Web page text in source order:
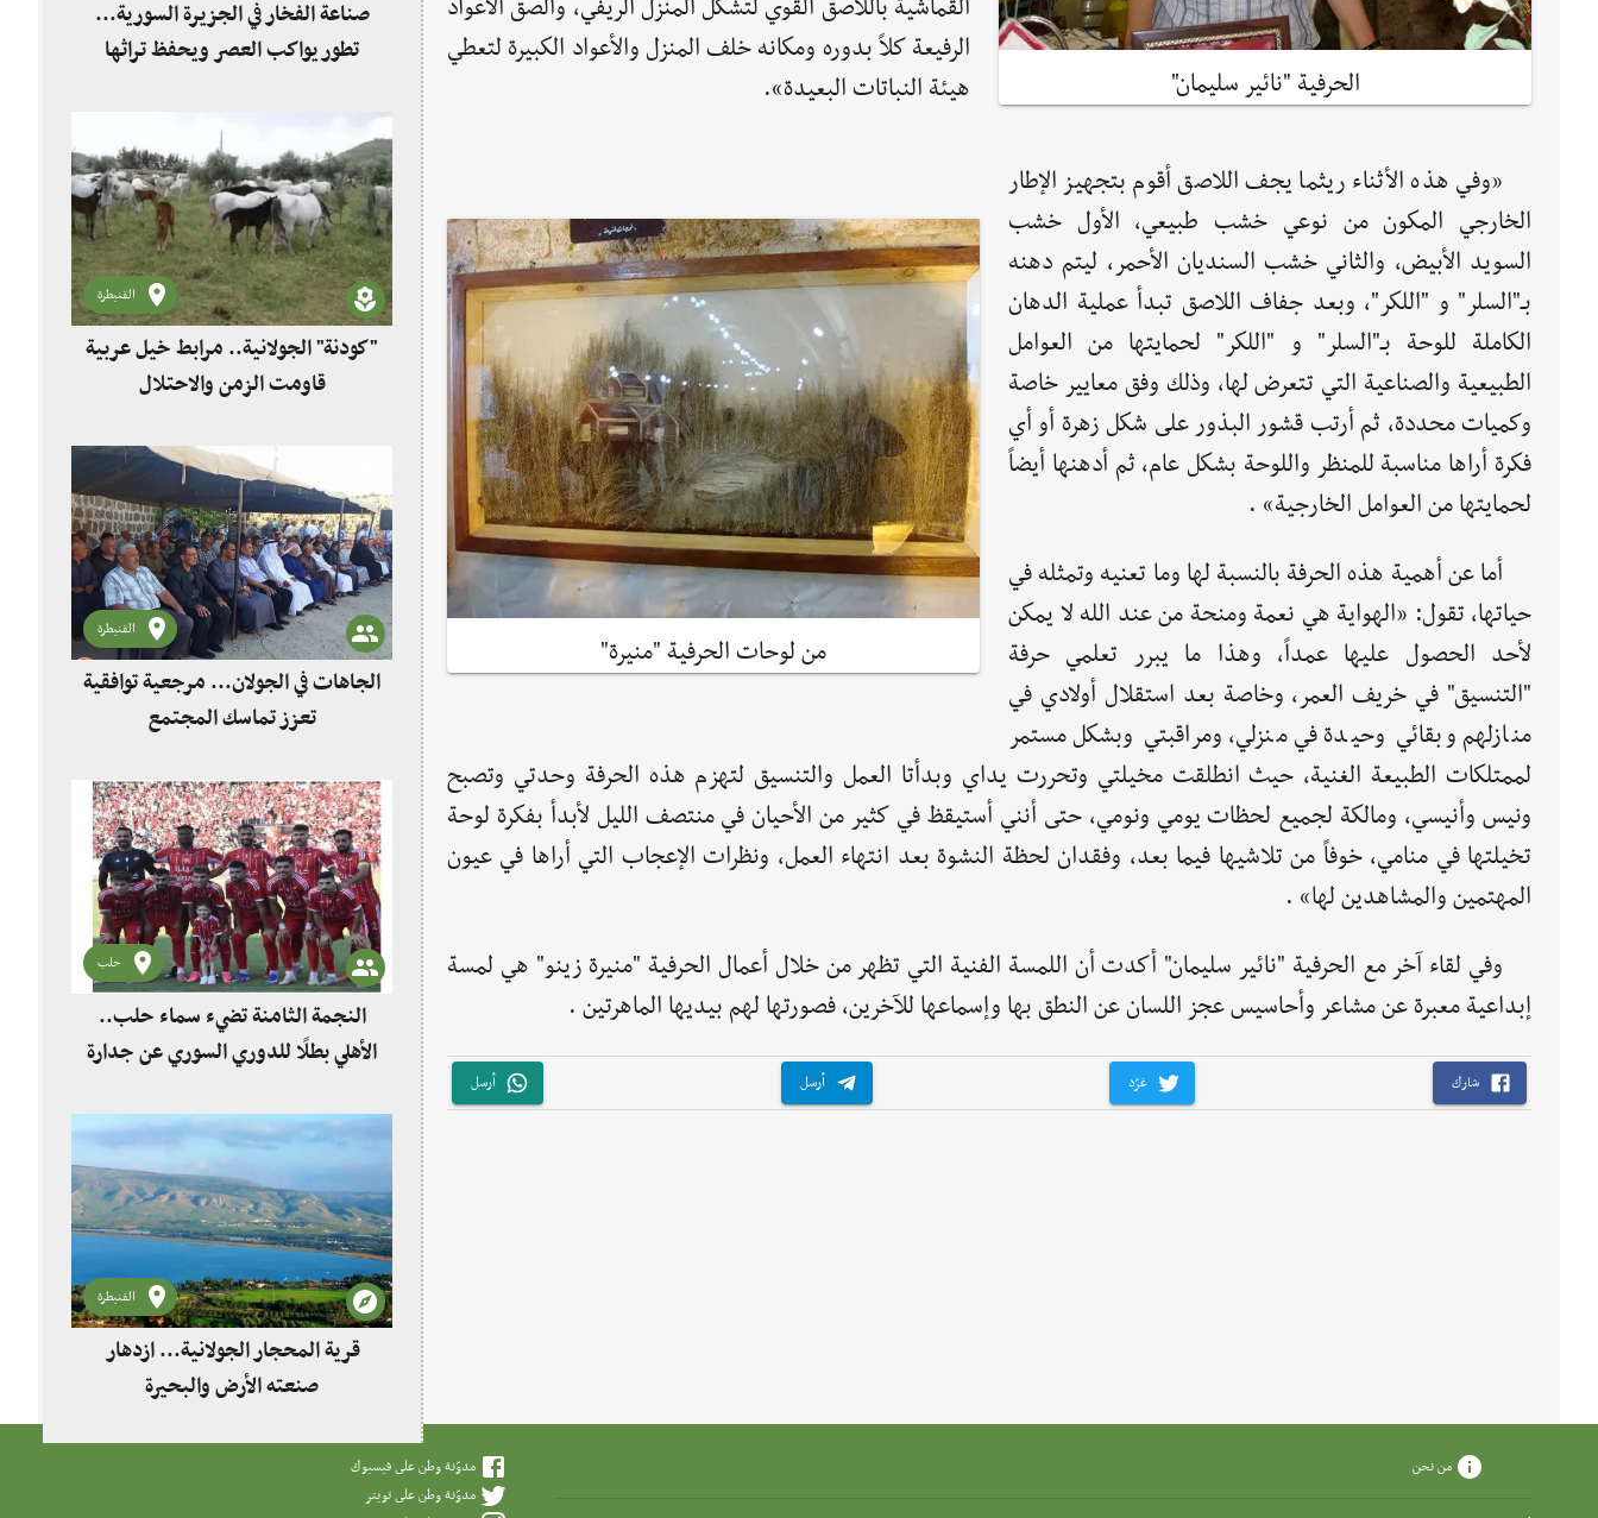
الحرفية "نائير سليمان"
القماشية باللاصق القوي لتشكل المنزل الريفي، وألصق الأعواد
الرفيعة كلاً بدوره ومكانه خلف المنزل والأعواد الكبيرة لتعطي
هيئة النباتات البعيدة».
من لوحات الحرفية "منيرة"
«وفي هذه الأثناء ريثما يجف اللاصق أقوم بتجهيز الإطار
الخارجي المكون من نوعي خشب طبيعي، الأول خشب
السويد الأبيض، والثاني خشب السنديان الأحمر، ليتم دهنه
بـ"السلر" و "اللكر"، وبعد جفاف اللاصق تبدأ عملية الدهان
الكاملة للوحة بـ"السلر" و "اللكر" لحمايتها من العوامل
الطبيعية والصناعية التي تتعرض لها، وذلك وفق معايير خاصة
وكميات محددة، ثم أرتب قشور البذور على شكل زهرة أو أي
فكرة أراها مناسبة للمنظر واللوحة بشكل عام، ثم أدهنها أيضاً
لحمايتها من العوامل الخارجية» .
أما عن أهمية هذه الحرفة بالنسبة لها وما تعنيه وتمثله في
حياتها، تقول: «الهواية هي نعمة ومنحة من عند الله لا يمكن
لأحد الحصول عليها عمداً، وهذا ما يبرر تعلمي حرفة
"التنسيق" في خريف العمر، وخاصة بعد استقلال أولادي في
منازلهم وبقائي وحيدة في منزلي، ومراقبتي وبشكل مستمر
لممتلكات الطبيعة الغنية، حيث انطلقت مخيلتي وتحررت يداي وبدأتا العمل والتنسيق لتهزم هذه الحرفة وحدتي وتصبح
ونيس وأنيسي، ومالكة لجميع لحظات يومي ونومي، حتى أنني أستيقظ في كثير من الأحيان في منتصف الليل لأبدأ بفكرة لوحة
تخيلتها في منامي، خوفاً من تلاشيها فيما بعد، وفقدان لحظة النشوة بعد انتهاء العمل، ونظرات الإعجاب التي أراها في عيون
المهتمين والمشاهدين لها» .
وفي لقاء آخر مع الحرفية "نائير سليمان" أكدت أن اللمسة الفنية التي تظهر من خلال أعمال الحرفية "منيرة زينو" هي لمسة
إبداعية معبرة عن مشاعر وأحاسيس عجز اللسان عن النطق بها وإسماعها للآخرين، فصورتها لهم بيديها الماهرتين .
شارك غرّد أرسل أرسل
صناعة الفخار في الجزيرة السورية...
تطور يواكب العصر ويحفظ تراثها
القنيطرة
"كودنة" الجولانية.. مرابط خيل عربية
قاومت الزمن والاحتلال
القنيطرة
الجاهات في الجولان... مرجعية توافقية
تعزز تماسك المجتمع
حلب
النجمة الثامنة تضيء سماء حلب..
الأهلي بطلًا للدوري السوري عن جدارة
القنيطرة
قرية المحجار الجولانية... ازدهار
صنعته الأرض والبحيرة
من نحن
مدوّنة وطن على فيسبوك
مدوّنة وطن على تويتر